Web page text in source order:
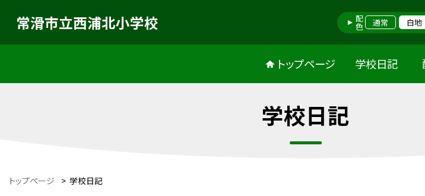
常滑市立西浦北小学校 配色 通常 白地
トップページ 学校日記
学校日記
トップページ > 学校日記